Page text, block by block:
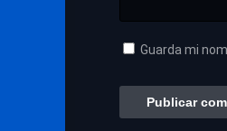
Guarda mi